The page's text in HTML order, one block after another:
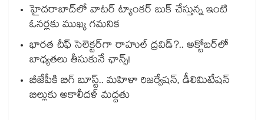
హైదరాబాద్⁪లో వాటర్ ట్యాంకర్ బుక్ చేస్తున్న ఇంటి
ఓనర్లకు ముఖ్య గమనిక
భారత చీఫ్ సెలెక్టర్⁬గా రాహుల్ ద్రవిడ్?.. అక్టోబర్‌లో
బాధ్యతలు తీసుకునే ఛాన్స్!
బీజేపీకి బిగ్ బూస్ట్.. మహిళా రిజర్వేషన్, డీలిమిటేషన్
బిల్లుకు అకాలీదళ్ మద్దతు